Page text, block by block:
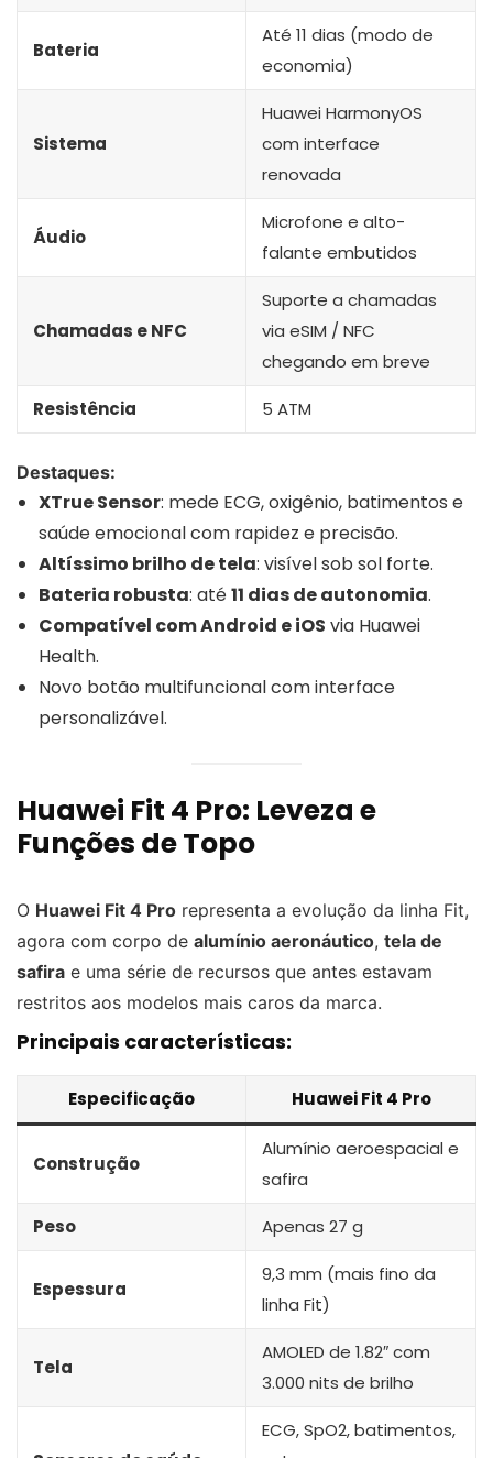
Bateria
Até 11 dias (modo de
economia)
Sistema
Huawei HarmonyOS
com interface
renovada
Áudio
Microfone e alto-
falante embutidos
Chamadas e NFC
Suporte a chamadas
via eSIM / NFC
chegando em breve
Resistência 5 ATM
Destaques:
XTrue Sensor: mede ECG, oxigênio, batimentos e
saúde emocional com rapidez e precisão.
Altíssimo brilho de tela: visível sob sol forte.
Bateria robusta: até11 dias de autonomia.
Compatível com Android e iOS via Huawei
Health.
Novo botão multifuncional com interface
personalizável.
Huawei Fit 4 Pro: Leveza e
Funções de Topo
O Huawei Fit 4 Pro representa a evolução da linha Fit,
agora com corpo de alumínio aeronáutico, tela de
safira e uma série de recursos que antes estavam
restritos aos modelos mais caros da marca.
Principais características:
Especificação Huawei Fit 4 Pro
Construção
Alumínio aeroespacial e
safira
Peso Apenas 27 g
Espessura
9,3 mm (mais fino da
linha Fit)
Tela
AMOLED de 1.82″ com
3.000 nits de brilho
ECG, SpO2, batimentos,